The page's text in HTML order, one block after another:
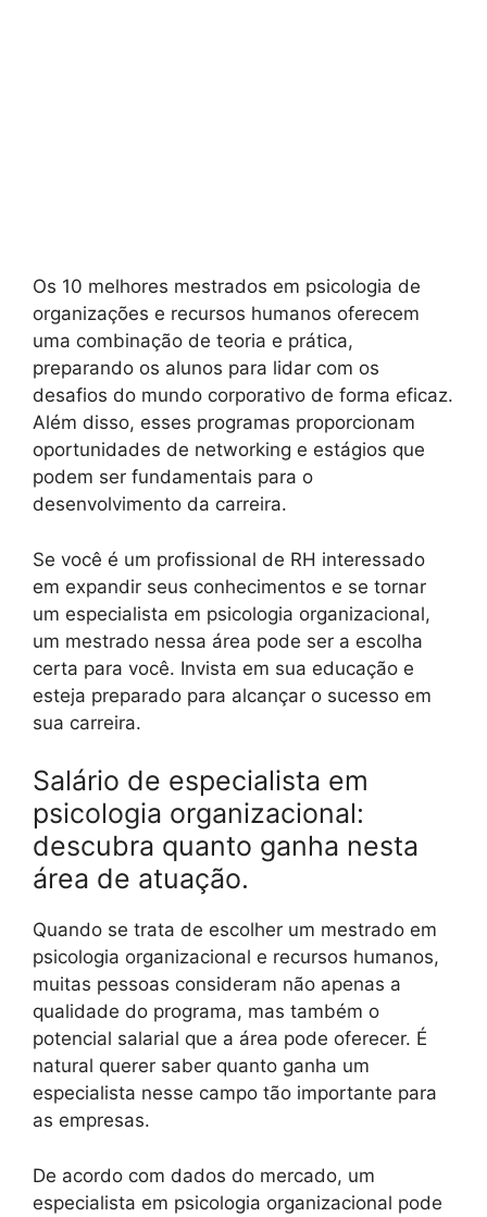
Os 10 melhores mestrados em psicologia de
organizações e recursos humanos oferecem
uma combinação de teoria e prática,
preparando os alunos para lidar com os
desafios do mundo corporativo de forma eficaz.
Além disso, esses programas proporcionam
oportunidades de networking e estágios que
podem ser fundamentais para o
desenvolvimento da carreira.
Se você é um profissional de RH interessado
em expandir seus conhecimentos e se tornar
um especialista em psicologia organizacional,
um mestrado nessa área pode ser a escolha
certa para você. Invista em sua educação e
esteja preparado para alcançar o sucesso em
sua carreira.
Salário de especialista em
psicologia organizacional:
descubra quanto ganha nesta
área de atuação.
Quando se trata de escolher um mestrado em
psicologia organizacional e recursos humanos,
muitas pessoas consideram não apenas a
qualidade do programa, mas também o
potencial salarial que a área pode oferecer. É
natural querer saber quanto ganha um
especialista nesse campo tão importante para
as empresas.
De acordo com dados do mercado, um
especialista em psicologia organizacional pode